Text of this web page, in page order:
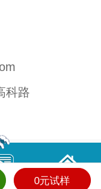
科路
言 首页
0元试样